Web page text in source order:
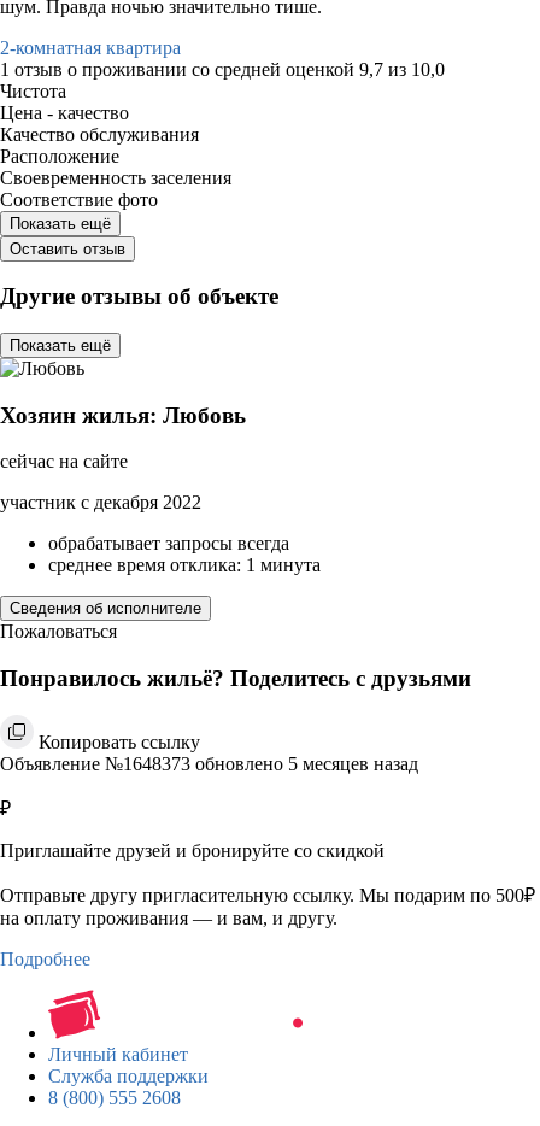
шум. Правда ночью значительно тише.
2-комнатная квартира
1 отзыв о проживании со средней оценкой 9,7 из 10,0
Чистота
Цена - качество
Качество обслуживания
Расположение
Своевременность заселения
Соответствие фото
Показать ещё
Оставить отзыв
Другие отзывы об объекте
Показать ещё
Хозяин жилья: Любовь
сейчас на сайте
участник с декабря 2022
обрабатывает запросы всегда
среднее время отклика: 1 минута
Сведения об исполнителе
Пожаловаться
Понравилось жильё? Поделитесь с друзьями
Копировать ссылку
Объявление №1648373 обновлено 5 месяцев назад
₽
Приглашайте друзей и бронируйте со скидкой
Отправьте другу пригласительную ссылку. Мы подарим по 500₽
на оплату проживания — и вам, и другу.
Подробнее
Личный кабинет
Служба поддержки
8 (800) 555 2608